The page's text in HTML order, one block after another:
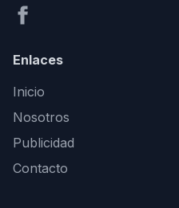
Enlaces
Inicio
Nosotros
Publicidad
Contacto